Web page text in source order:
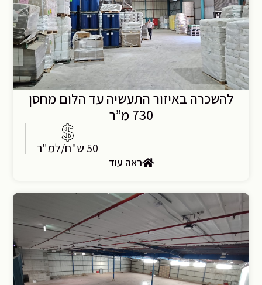
להשכרה באיזור התעשיה עד הלום מחסן
730 מ”ר
50 ש"ח/למ"ר
ראה עוד